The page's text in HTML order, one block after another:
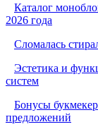
Каталог
2026 года
Сломалась
Эстетика и
систем
Бонусы
предложений